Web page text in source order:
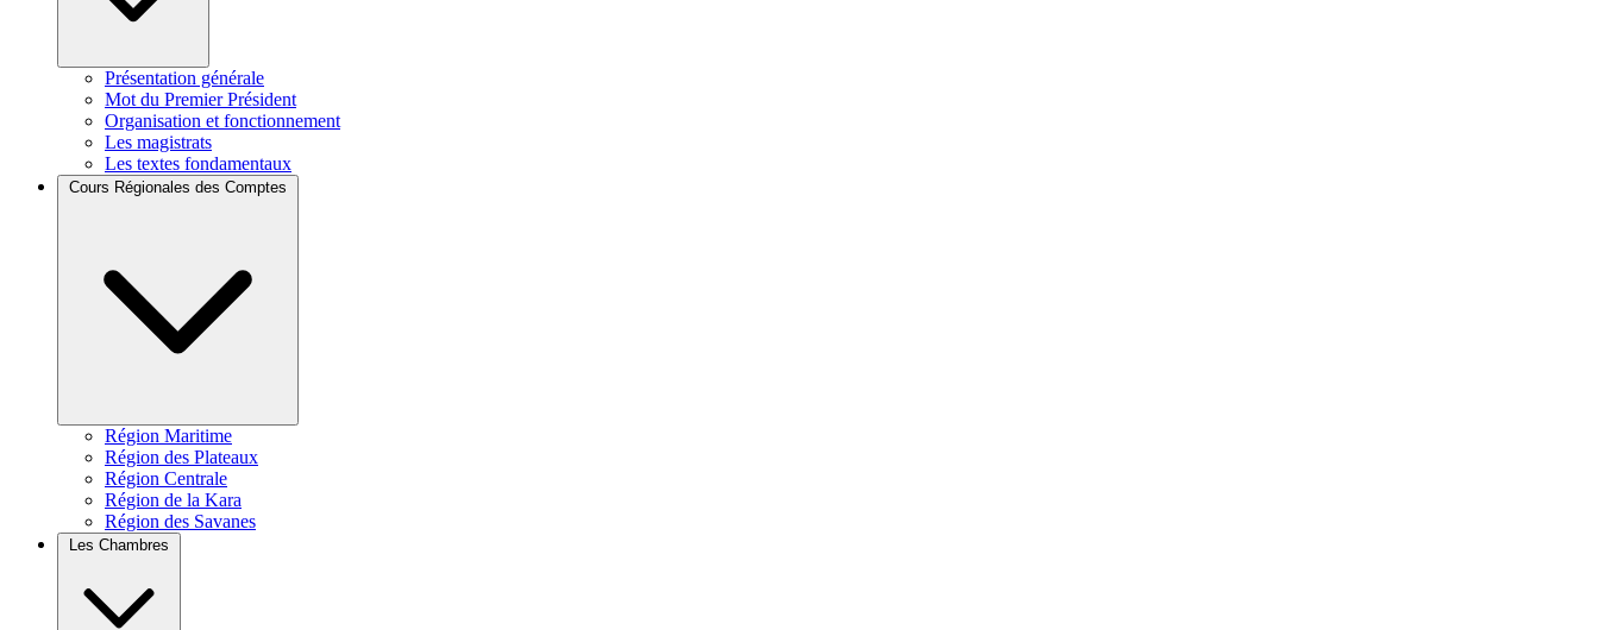
Présentation générale
Mot du Premier Président
Organisation et fonctionnement
Les magistrats
Les textes fondamentaux
Région Maritime
Région des Plateaux
Région Centrale
Région de la Kara
Région des Savanes